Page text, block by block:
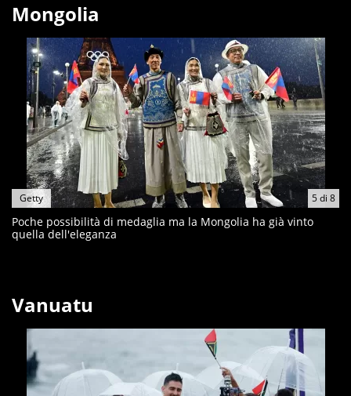
Mongolia
5di 8
Getty
Poche possibilità di medaglia ma la Mongolia ha già vinto
quella dell'eleganza
Vanuatu